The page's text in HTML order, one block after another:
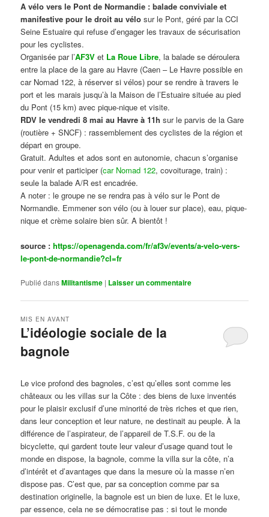
A vélo vers le Pont de Normandie : balade conviviale et
manifestive pour le droit au vélo sur le Pont, géré par la CCI
Seine Estuaire qui refuse d’engager les travaux de sécurisation
pour les cyclistes.
Organisée par l’AF3V et La Roue Libre, la balade se déroulera
entre la place de la gare au Havre (Caen – Le Havre possible en
car Nomad 122, à réserver si vélos) pour se rendre à travers le
port et les marais jusqu’à la Maison de l’Estuaire située au pied
du Pont (15 km) avec pique-nique et visite.
RDV le vendredi 8 mai au Havre à 11h sur le parvis de la Gare
(routière + SNCF) : rassemblement des cyclistes de la région et
départ en groupe.
Gratuit. Adultes et ados sont en autonomie, chacun s’organise
pour venir et participer (car Nomad 122, covoiturage, train) :
seule la balade A/R est encadrée.
A noter : le groupe ne se rendra pas à vélo sur le Pont de
Normandie. Emmener son vélo (ou à louer sur place), eau, pique-
nique et crème solaire bien sûr. A bientôt !
source :https://openagenda.com/fr/af3v/events/a-velo-vers-
le-pont-de-normandie?cl=fr
Publié dansMilitantisme | Laisser un commentaire
L’idéologie sociale de la
bagnole
MIS EN AVANT
Le vice profond des bagnoles, c’est qu’elles sont comme les
châteaux ou les villas sur la Côte : des biens de luxe inventés
pour le plaisir exclusif d’une minorité de très riches et que rien,
dans leur conception et leur nature, ne destinait au peuple. À la
différence de l’aspirateur, de l’appareil de T.S.F. ou de la
bicyclette, qui gardent toute leur valeur d’usage quand tout le
monde en dispose, la bagnole, comme la villa sur la côte, n’a
d’intérêt et d’avantages que dans la mesure où la masse n’en
dispose pas. C’est que, par sa conception comme par sa
destination originelle, la bagnole est un bien de luxe. Et le luxe,
par essence, cela ne se démocratise pas : si tout le monde